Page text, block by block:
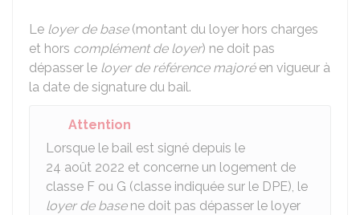
Le loyer de base(montant du loyer hors charges
et hors complément de loyer) ne doit pas
dépasser le loyer de référence majoréen vigueur à
la date de signature du bail.
Attention
Lorsque le bail est signé depuis le
24 août 2022 et concerne un logement de
classe F ou G (classe indiquée sur le DPE), le
loyer de basene doit pas dépasser le loyer